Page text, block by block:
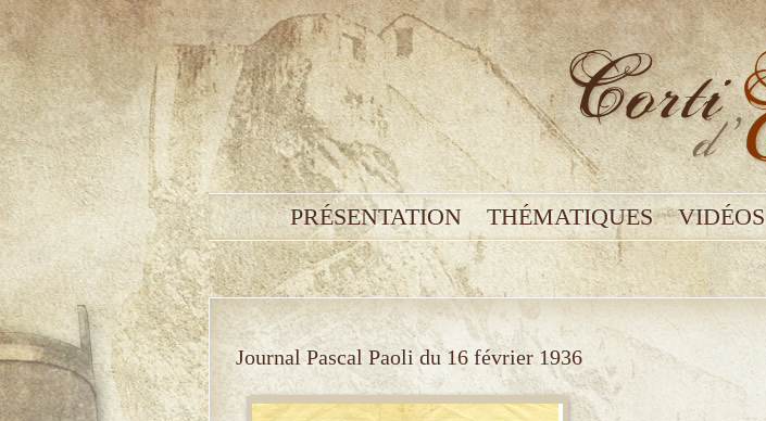
PRÉSENTATION THÉMATIQUES VIDÉOS
Journal Pascal Paoli du 16 février 1936